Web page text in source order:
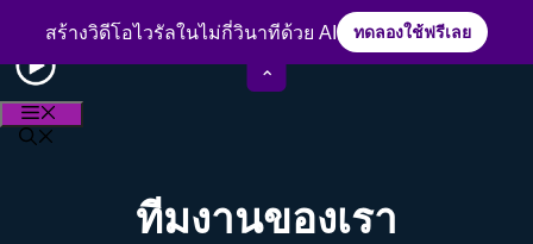
สร้างวิดีโอไวรัลในไม่กี่วินาทีด้วย AI ทดลองใช้ฟรีเลย
⌃
ประสบการณ์กว่า 15 ปีในวงการตัดต่อวิดีโอ
ทีมงานของเรา